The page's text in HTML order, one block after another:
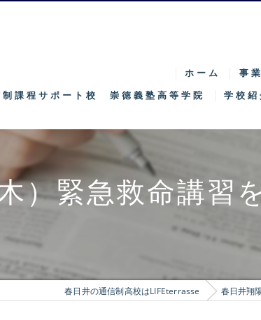
ホーム 事
制課程サポート校 崇徳義塾高等学院 学校紹
SNEC
学院長挨拶
カリキュラム
）緊急救命講習
春日井の通信制高校はLIFEterrasse 春日井翔